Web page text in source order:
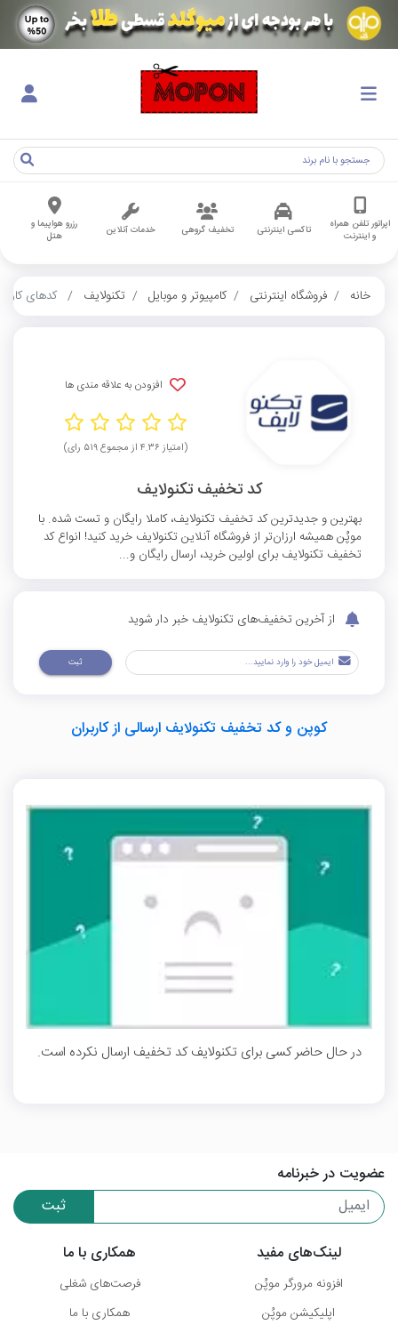
اپراتور تلفن همراه
و اینترنت
تاکسی اینترنتی تخفیف گروهی خدمات آنلاین
رزرو هواپیما و
هتل
خانه فروشگاه اینترنتی کامپیوتر و موبایل تکنولایف کدهای
افزودن به علاقه مندی ها
(امتیاز ۴.۳۶ از مجموع ۵۱۹ رای)
کد تخفیف تکنولایف
بهترین و جدیدترین کد تخفیف تکنولایف، کاملا رایگان و تست شده. با
موپُن همیشه ارزان‌تر از فروشگاه آنلاین تکنولایف خرید کنید! انواع کد
تخفیف تکنولایف برای اولین خرید، ارسال رایگان و...
از آخرین تخفیف‌های تکنولایف خبر دار شوید
ثبت
کوپن و کد تخفیف تکنولایف ارسالی از کاربران
در حال حاضر کسی برای تکنولایف کد تخفیف ارسال نکرده است.
عضویت در خبرنامه
ثبت
لینک‌های مفید
افزونه مرورگر موپُن
اپلیکیشن موپُن
همکاری با ما
فرصت‌های شغلی
همکاری با ما